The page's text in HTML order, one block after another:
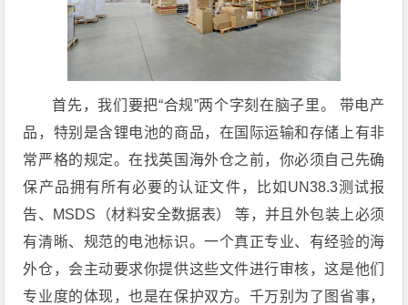
首先，我们要把“合规”两个字刻在脑子里。 带电产
品，特别是含锂电池的商品，在国际运输和存储上有非
常严格的规定。在找英国海外仓之前，你必须自己先确
保产品拥有所有必要的认证文件，比如UN38.3测试报
告、MSDS（材料安全数据表） 等，并且外包装上必须
有清晰、规范的电池标识。一个真正专业、有经验的海
外仓，会主动要求你提供这些文件进行审核，这是他们
专业度的体现，也是在保护双方。千万别为了图省事，